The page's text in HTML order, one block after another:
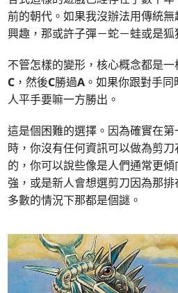
前的朝代。如果我沒辦法用傳統
興趣，那或許子彈－蛇－蛙或是
不管怎樣的變形，核心概念都是一
C ，然後C勝過A 。如果你跟對手
人平手要嘛一方勝出。
這是個困難的選擇。因為確實在
時，你沒有任何資訊可以做為剪
的，你可以說些像是人們通常更
強，或是新人會想選剪刀因為那
多數的情況下那都是個謎。